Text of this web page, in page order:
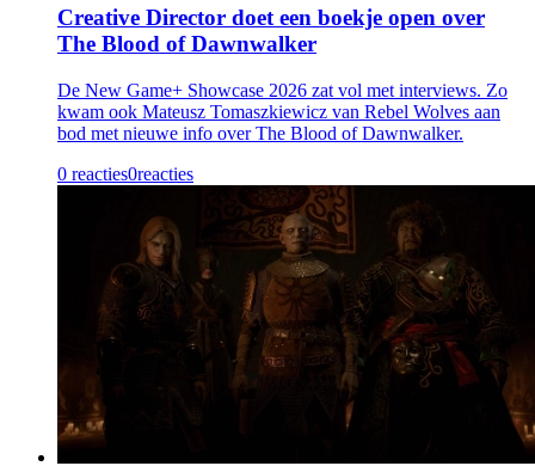
Creative Director doet een boekje open over
The Blood of Dawnwalker
De New Game+ Showcase 2026 zat vol met interviews. Zo
kwam ook Mateusz Tomaszkiewicz van Rebel Wolves aan
bod met nieuwe info over The Blood of Dawnwalker.
0 reacties0reacties